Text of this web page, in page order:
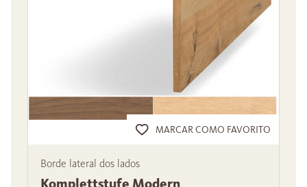
MARCAR COMO FAVORITO
Borde lateral dos lados